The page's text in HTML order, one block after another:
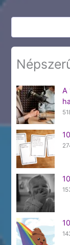
Keresés
A